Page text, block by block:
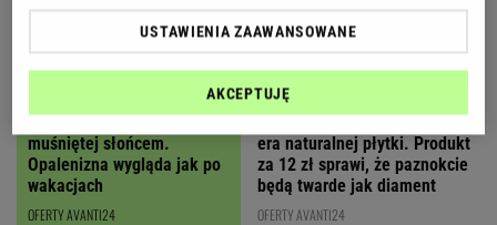
Ten olejek daje efekt skóry
muśniętej słońcem.
Opalenizna wygląda jak po
wakacjach
OFERTY AVANTI24
Koniec z hybrydami, nadchodzi
era naturalnej płytki. Produkt
za 12 zł sprawi, że paznokcie
będą twarde jak diament
OFERTY AVANTI24
USTAWIENIA ZAAWANSOWANE
AKCEPTUJĘ